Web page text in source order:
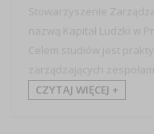
Stowarzyszenie
nazwą Kapitał Ludzki w
Celem studiów jest
zarządzających zespołami
CZYTAJ WIĘCEJ +